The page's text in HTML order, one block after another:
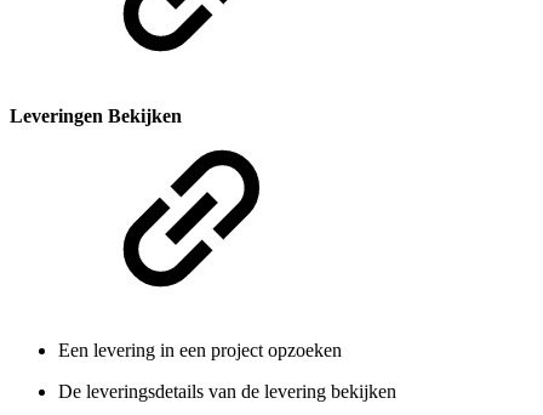
Leveringen Bekijken
Een levering in een project opzoeken
De leveringsdetails van de levering bekijken